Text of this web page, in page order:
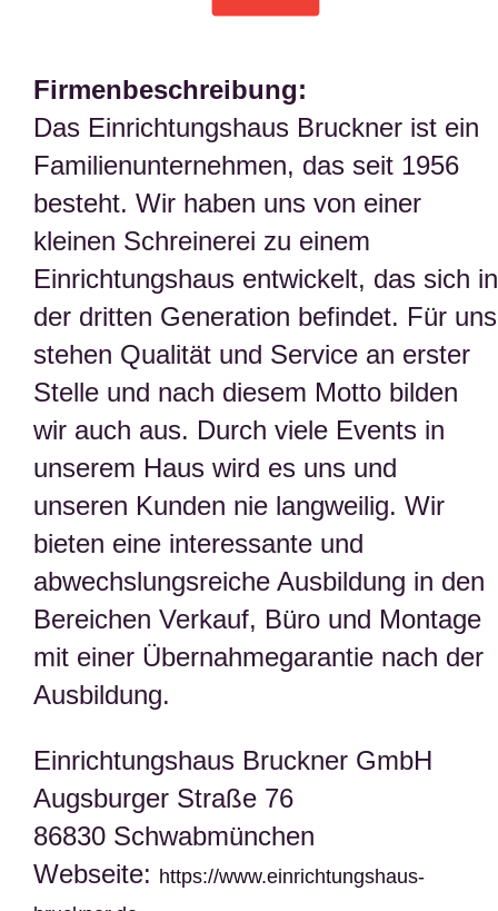
Firmenbeschreibung:
Das Einrichtungshaus Bruckner ist ein
Familienunternehmen, das seit 1956
besteht. Wir haben uns von einer
kleinen Schreinerei zu einem
Einrichtungshaus entwickelt, das sich in
der dritten Generation befindet. Für uns
stehen Qualität und Service an erster
Stelle und nach diesem Motto bilden
wir auch aus. Durch viele Events in
unserem Haus wird es uns und
unseren Kunden nie langweilig. Wir
bieten eine interessante und
abwechslungsreiche Ausbildung in den
Bereichen Verkauf, Büro und Montage
mit einer Übernahmegarantie nach der
Ausbildung.
Einrichtungshaus Bruckner GmbH
Augsburger Straße 76
86830 Schwabmünchen
Webseite: https://www.einrichtungshaus-